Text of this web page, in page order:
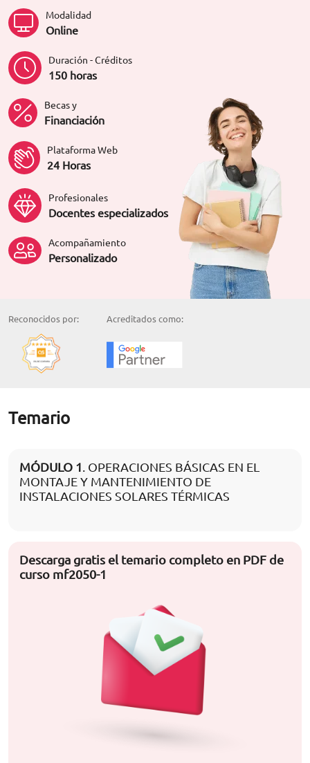
Modalidad
Online
Duración - Créditos
150 horas
Becas y
Financiación
Plataforma Web
24 Horas
Profesionales
Docentes especializados
Acompañamiento
Personalizado
Reconocidos por: Acreditados como:
Temario
MÓDULO 1. OPERACIONES BÁSICAS EN EL
MONTAJE Y MANTENIMIENTO DE
INSTALACIONES SOLARES TÉRMICAS
Descarga gratis el temario completo en PDF de
curso mf2050-1